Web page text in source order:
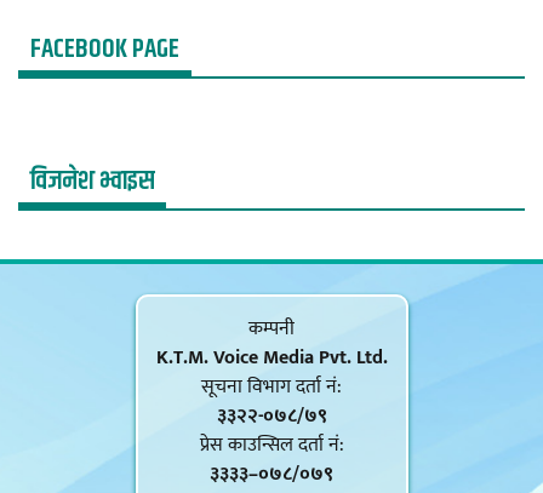
FACEBOOK PAGE
विजनेश भ्वाइस
कम्पनी
K.T.M. Voice Media Pvt. Ltd.
सूचना विभाग दर्ता नं‍:
३३२२-०७८/७९
प्रेस काउन्सिल दर्ता नं‍:
३३३३–०७८/०७९